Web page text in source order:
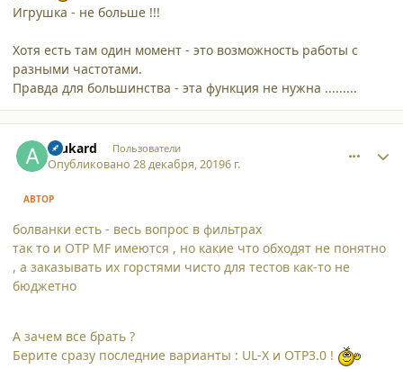
Игрушка - не больше !!!
Хотя есть там один момент - это возможность работы с
разными частотами.
Правда для большинства - эта функция не нужна .........
Alukard Пользователи
Опубликовано28 декабря, 20196 г.
АВТОР
болванки есть - весь вопрос в фильтрах
так то и ОТР MF имеются , но какие что обходят не понятно
, а заказывать их горстями чисто для тестов как-то не
бюджетно
А зачем все брать ?
Берите сразу последние варианты : UL-X и OTP3.0 !